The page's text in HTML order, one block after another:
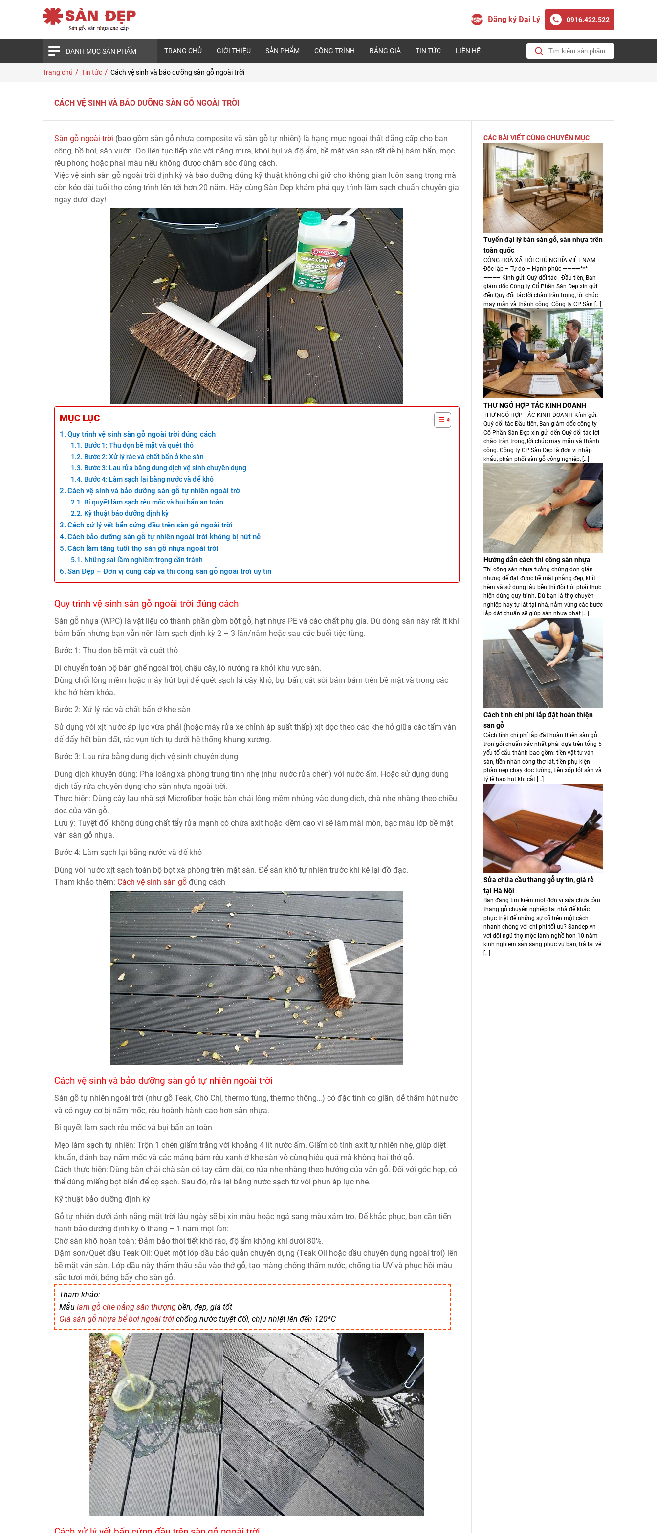
Đăng ký Đại Lý 0916.422.522
DANH MỤC SẢN PHẨM TRANG CHỦ GIỚI THIỆU SẢN PHẨM CÔNG TRÌNH BẢNG GIÁ TIN TỨC LIÊN HỆ
Trang chủ / Tin tức / Cách vệ sinh và bảo dưỡng sàn gỗ ngoài trời
CÁCH VỆ SINH VÀ BẢO DƯỠNG SÀN GỖ NGOÀI TRỜI
Sàn gỗ ngoài trời (bao gồm sàn gỗ nhựa composite và sàn gỗ tự nhiên) là hạng mục ngoại thất đẳng cấp cho ban
công, hồ bơi, sân vườn. Do liên tục tiếp xúc với nắng mưa, khói bụi và độ ẩm, bề mặt ván sàn rất dễ bị bám bẩn, mọc
rêu phong hoặc phai màu nếu không được chăm sóc đúng cách.
Việc vệ sinh sàn gỗ ngoài trời định kỳ và bảo dưỡng đúng kỹ thuật không chỉ giữ cho không gian luôn sang trọng mà
còn kéo dài tuổi thọ công trình lên tới hơn 20 năm. Hãy cùng Sàn Đẹp khám phá quy trình làm sạch chuẩn chuyên gia
ngay dưới đây!
MỤC LỤC
Quy trình vệ sinh sàn gỗ ngoài trời đúng cách
Bước 1: Thu dọn bề mặt và quét thô
Bước 2: Xử lý rác và chất bẩn ở khe sàn
Bước 3: Lau rửa bằng dung dịch vệ sinh chuyên dụng
Bước 4: Làm sạch lại bằng nước và để khô
Cách vệ sinh và bảo dưỡng sàn gỗ tự nhiên ngoài trời
Bí quyết làm sạch rêu mốc và bụi bẩn an toàn
Kỹ thuật bảo dưỡng định kỳ
Cách xử lý vết bẩn cứng đầu trên sàn gỗ ngoài trời
Cách bảo dưỡng sàn gỗ tự nhiên ngoài trời không bị nứt nẻ
Cách làm tăng tuổi thọ sàn gỗ nhựa ngoài trời
Những sai lầm nghiêm trọng cần tránh
Sàn Đẹp – Đơn vị cung cấp và thi công sàn gỗ ngoài trời uy tín
Quy trình vệ sinh sàn gỗ ngoài trời đúng cách
Sàn gỗ nhựa (WPC) là vật liệu có thành phần gồm bột gỗ, hạt nhựa PE và các chất phụ gia. Dù dòng sàn này rất ít khi
bám bẩn nhưng bạn vẫn nên làm sạch định kỳ 2 – 3 lần/năm hoặc sau các buổi tiệc tùng.
Bước 1: Thu dọn bề mặt và quét thô
Di chuyển toàn bộ bàn ghế ngoài trời, chậu cây, lò nướng ra khỏi khu vực sàn.
Dùng chổi lông mềm hoặc máy hút bụi để quét sạch lá cây khô, bụi bẩn, cát sỏi bám bám trên bề mặt và trong các
khe hở hèm khóa.
Bước 2: Xử lý rác và chất bẩn ở khe sàn
Sử dụng vòi xịt nước áp lực vừa phải (hoặc máy rửa xe chỉnh áp suất thấp) xịt dọc theo các khe hở giữa các tấm ván
để đẩy hết bùn đất, rác vụn tích tụ dưới hệ thống khung xương.
Bước 3: Lau rửa bằng dung dịch vệ sinh chuyên dụng
Dung dịch khuyên dùng: Pha loãng xà phòng trung tính nhẹ (như nước rửa chén) với nước ấm. Hoặc sử dụng dung
dịch tẩy rửa chuyên dụng cho sàn nhựa ngoài trời.
Thực hiện: Dùng cây lau nhà sợi Microfiber hoặc bàn chải lông mềm nhúng vào dung dịch, chà nhẹ nhàng theo chiều
dọc của vân gỗ.
Lưu ý: Tuyệt đối không dùng chất tẩy rửa mạnh có chứa axit hoặc kiềm cao vì sẽ làm mài mòn, bạc màu lớp bề mặt
ván sàn gỗ nhựa.
Bước 4: Làm sạch lại bằng nước và để khô
Dùng vòi nước xịt sạch toàn bộ bọt xà phòng trên mặt sàn. Để sàn khô tự nhiên trước khi kê lại đồ đạc.
Tham khảo thêm: Cách vệ sinh sàn gỗ đúng cách
Cách vệ sinh và bảo dưỡng sàn gỗ tự nhiên ngoài trời
Sàn gỗ tự nhiên ngoài trời (như gỗ Teak, Chò Chỉ, thermo tùng, thermo thông…) có đặc tính co giãn, dễ thấm hút nước
và có nguy cơ bị nấm mốc, rêu hoành hành cao hơn sàn nhựa.
Bí quyết làm sạch rêu mốc và bụi bẩn an toàn
Mẹo làm sạch tự nhiên: Trộn 1 chén giấm trắng với khoảng 4 lít nước ấm. Giấm có tính axit tự nhiên nhẹ, giúp diệt
khuẩn, đánh bay nấm mốc và các mảng bám rêu xanh ở khe sàn vô cùng hiệu quả mà không hại thớ gỗ.
Cách thực hiện: Dùng bàn chải chà sàn có tay cầm dài, cọ rửa nhẹ nhàng theo hướng của vân gỗ. Đối với góc hẹp, có
thể dùng miếng bọt biển để cọ sạch. Sau đó, rửa lại bằng nước sạch từ vòi phun áp lực nhẹ.
Kỹ thuật bảo dưỡng định kỳ
Gỗ tự nhiên dưới ánh nắng mặt trời lâu ngày sẽ bị xỉn màu hoặc ngả sang màu xám tro. Để khắc phục, bạn cần tiến
hành bảo dưỡng định kỳ 6 tháng – 1 năm một lần:
Chờ sàn khô hoàn toàn: Đảm bảo thời tiết khô ráo, độ ẩm không khí dưới 80%.
Dặm sơn/Quét dầu Teak Oil: Quét một lớp dầu bảo quản chuyên dụng (Teak Oil hoặc dầu chuyên dụng ngoài trời) lên
bề mặt ván sàn. Lớp dầu này thẩm thấu sâu vào thớ gỗ, tạo màng chống thấm nước, chống tia UV và phục hồi màu
sắc tươi mới, bóng bẩy cho sàn gỗ.
Tham khảo:
Mẫu lam gỗ che nắng sân thượng bền, đẹp, giá tốt
Giá sàn gỗ nhựa bể bơi ngoài trời chống nước tuyệt đối, chịu nhiệt lên đến 120*C
CÁC BÀI VIẾT CÙNG CHUYÊN MỤC
Tuyển đại lý bán sàn gỗ, sàn nhựa trên
toàn quốc
CỘNG HOÀ XÃ HỘI CHỦ NGHĨA VIỆT NAM
Độc lập – Tự do – Hạnh phúc ————***
———– Kính gửi: Quý đối tác Đầu tiên, Ban
giám đốc Công ty Cổ Phần Sàn Đẹp xin gửi
đến Quý đối tác lời chào trân trọng, lời chúc
may mắn và thành công. Công ty CP Sàn […]
THƯ NGỎ HỢP TÁC KINH DOANH
THƯ NGỎ HỢP TÁC KINH DOANH Kính gửi:
Quý đối tác Đầu tiên, Ban giám đốc công ty
Cổ Phần Sàn Đẹp xin gửi đến Quý đối tác lời
chào trân trọng, lời chúc may mắn và thành
công. Công ty CP Sàn Đẹp là đơn vị nhập
khẩu, phân phối sàn gỗ công nghiệp, […]
Hướng dẫn cách thi công sàn nhựa
Thi công sàn nhựa tưởng chừng đơn giản
nhưng để đạt được bề mặt phẳng đẹp, khít
hèm và sử dụng lâu bền thì đòi hỏi phải thực
hiện đúng quy trình. Dù bạn là thợ chuyên
nghiệp hay tự lát tại nhà, nắm vững các bước
lắp đặt chuẩn sẽ giúp sàn nhựa phát […]
Cách tính chi phí lắp đặt hoàn thiện
sàn gỗ
Cách tính chi phí lắp đặt hoàn thiện sàn gỗ
trọn gói chuẩn xác nhất phải dựa trên tổng 5
yếu tố cấu thành bao gồm: tiền vật tư ván
sàn, tiền nhân công thợ lát, tiền phụ kiện
phào nẹp chạy dọc tường, tiền xốp lót sàn và
tỷ lệ hao hụt khi cắt […]
Sửa chữa cầu thang gỗ uy tín, giá rẻ
tại Hà Nội
Bạn đang tìm kiếm một đơn vị sửa chữa cầu
thang gỗ chuyên nghiệp tại nhà để khắc
phục triệt để những sự cố trên một cách
nhanh chóng với chi phí tối ưu? Sandep.vn
với đội ngũ thợ mộc lành nghề hơn 10 năm
kinh nghiệm sẵn sàng phục vụ bạn, trả lại vẻ
[…]